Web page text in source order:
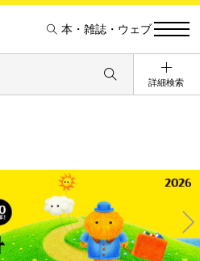
本・雑誌・ウェブ
詳細検索
Ne